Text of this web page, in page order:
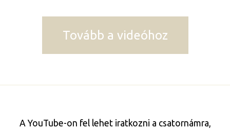
Tovább a videóhoz
A YouTube-on fel lehet iratkozni a csatornámra,